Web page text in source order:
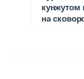
кунжутом
на